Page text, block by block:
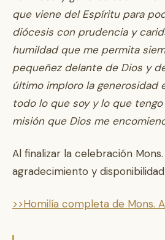
que viene del Espíritu para
diócesis con prudencia y
humildad que me permita
pequeñez delante de Dios y
último imploro la generosidad
todo lo que soy y lo que
misión que Dios me
Al finalizar la celebración
agradecimiento y disponibilidad
>>Homilía completa de Mons.